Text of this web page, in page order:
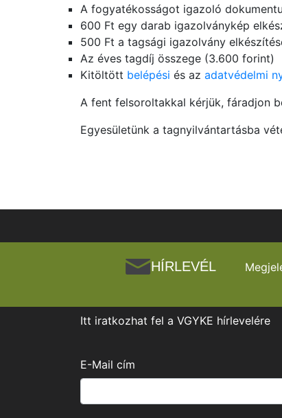
A fogyatékosságot igazoló
600 Ft egy darab igazolványkép
500 Ft a tagsági igazolvány
Az éves tagdíj összege (3.600 forint)
Kitöltött belépési és az adatvédelmi
A fent felsoroltakkal kérjük, fáradjon
Egyesületünk a tagnyilvántartásba
HÍRLEVÉL
Itt iratkozhat fel a VGYKE hírlevelére
E-Mail cím